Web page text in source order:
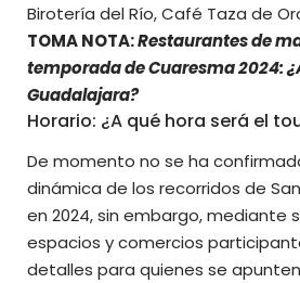
Birotería del Río, Café Taza de
TOMA NOTA:Restaurantes de
temporada de Cuaresma 2024:
Guadalajara?
Horario: ¿A qué hora será el
De momento no se ha
dinámica de los recorridos de
en 2024, sin embargo, mediante
espacios y comercios
detalles para quienes se